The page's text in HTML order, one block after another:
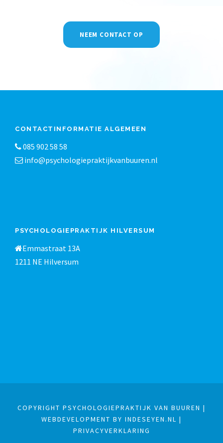
NEEM CONTACT OP
CONTACTINFORMATIE ALGEMEEN
085 902 58 58
info@psychologiepraktijkvanbuuren.nl
PSYCHOLOGIEPRAKTIJK HILVERSUM
Emmastraat 13A
1211 NE Hilversum
COPYRIGHT PSYCHOLOGIEPRAKTIJK VAN BUUREN |
WEBDEVELOPMENT BY INDESEYEN.NL |
PRIVACYVERKLARING